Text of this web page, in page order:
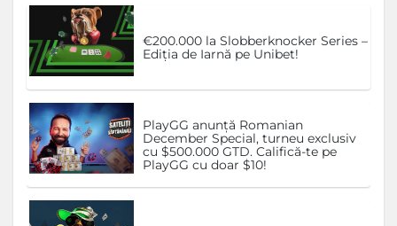
€200.000 la Slobberknocker Series –
Ediția de Iarnă pe Unibet!
PlayGG anunță Romanian
December Special, turneu exclusiv
cu $500.000 GTD. Califică-te pe
PlayGG cu doar $10!